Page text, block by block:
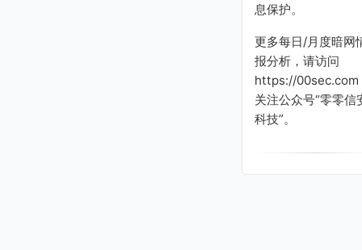
息保护。
更多每日/月度暗网
报分析，请访问
https://00sec.com
关注公众号“零零信
科技”。